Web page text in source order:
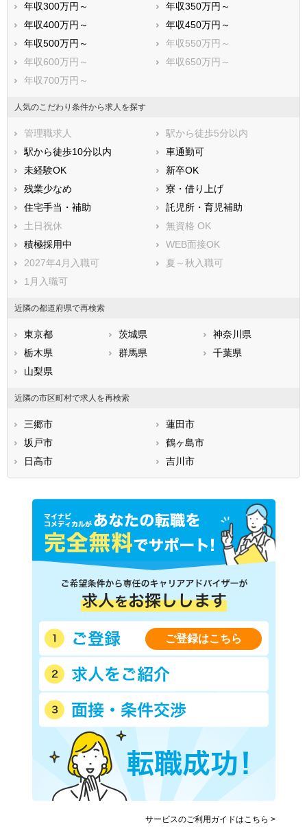
三郷市
蓮田市
坂戸市
幸手市
鶴ヶ島市
日高市
吉川市
ふじみ野市
白岡市
入間郡三芳町
入間郡越生町
比企郡滑川町
比企郡嵐山町
比企郡小川町
比企郡川島町
比企郡吉見町
比企郡鳩山町
比企郡ときがわ町
秩父郡横瀬町
秩父郡皆野町
秩父郡長瀞町
秩父郡東秩父村
児玉郡美里町
児玉郡神川町
児玉郡上里町
大里郡寄居町
年収300万円～
年収350万円～
年収400万円～
年収450万円～
年収500万円～
年収550万円～
年収600万円～
年収650万円～
年収700万円～
人気のこだわり条件から求人を探す
管理職求人
駅から徒歩5分以内
駅から徒歩10分以内
車通勤可
未経験OK
新卒OK
残業少なめ
寮・借り上げ
住宅手当・補助
託児所・育児補助
土日祝休
無資格 OK
積極採用中
WEB面接OK
2027年4月入職可
夏～秋入職可
1月入職可
近隣の都道府県で再検索
東京都 茨城県
神奈川県
栃木県
群馬県
千葉県
山梨県
近隣の市区町村で求人を再検索
三郷市
蓮田市
坂戸市
鶴ヶ島市
日高市
吉川市
ご登録はこちら
サービスのご利用ガイドはこちら >